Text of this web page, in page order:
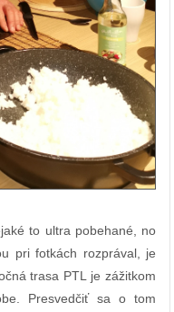
to ultra pobehané, no
pri fotkách rozprával, je
trasa PTL je zážitkom
Presvedčiť sa o tom